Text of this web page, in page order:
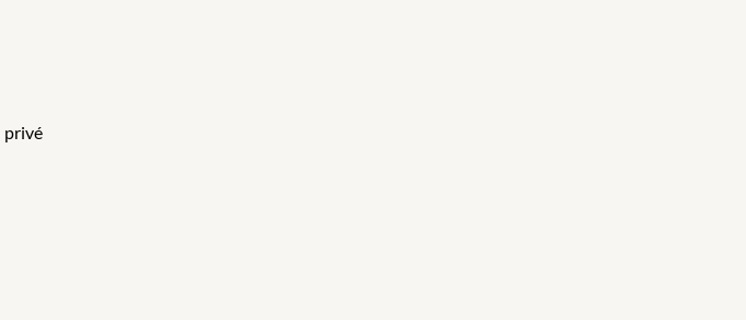
privé